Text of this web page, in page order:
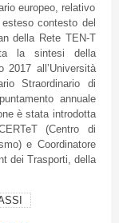
europeo, relativo
contesto del
della Rete TEN-T
la sintesi della
all’Università
Straordinario di
annuale
è stata introdotta
(Centro di
e Coordinatore
dei Trasporti, della